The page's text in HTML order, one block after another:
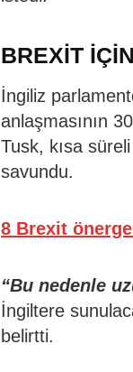
BREXİT
İngiliz
anlaşmasının
Tusk, kısa
savundu.
8 Brexit
“Bu nedenle
İngiltere
belirtti.